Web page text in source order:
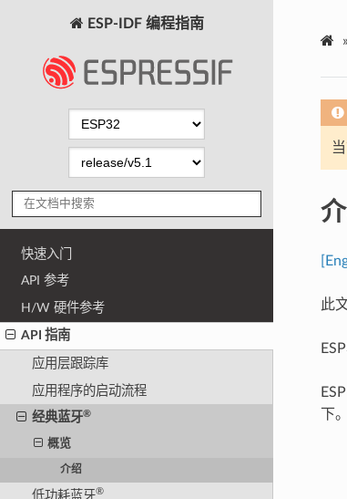
ESP-IDF 编程指南
快速入门
API 参考
H/W 硬件参考
API 指南
应用层跟踪库
应用程序的启动流程
经典蓝牙®
概览
介绍
低功耗蓝牙®
»
此
下。